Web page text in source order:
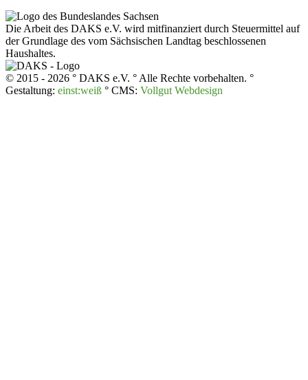
Die Arbeit des DAKS e.V. wird mitfinanziert durch Steuermittel auf
der Grundlage des vom Sächsischen Landtag beschlossenen
Haushaltes.
© 2015 - 2026 ° DAKS e.V. ° Alle Rechte vorbehalten. °
Gestaltung: einst:weiß ° CMS: Vollgut Webdesign